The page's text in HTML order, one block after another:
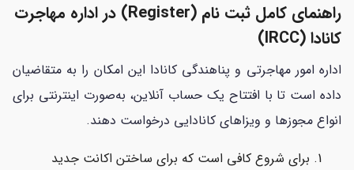
راهنمای کامل ثبت نام (Register) در اداره مهاجرت
کانادا (IRCC)
اداره امور مهاجرتی و پناهندگی کانادا این امکان را به متقاضیان
داده است تا با افتتاح یک حساب آنلاین، به‌صورت اینترنتی برای
انواع مجوزها و ویزاهای کانادایی درخواست دهند.
برای شروع کافی است که برای ساختن اکانت جدید